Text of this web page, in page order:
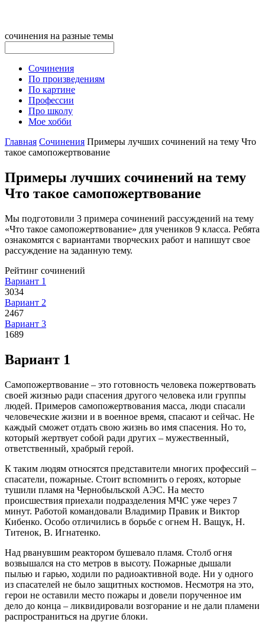
сочинения на разные темы
Сочинения
По произведениям
По картине
Профессии
Про школу
Мое хобби
Главная Сочинения Примеры лучших сочинений на тему Что
такое самопожертвование
Примеры лучших сочинений на тему
Что такое самопожертвование
Мы подготовили 3 примера сочинений рассуждений на тему
«Что такое самопожертвование» для учеников 9 класса. Ребята
ознакомятся с вариантами творческих работ и напишут свое
рассуждение на заданную тему.
Рейтинг сочинений
Вариант 1
3034
Вариант 2
2467
Вариант 3
1689
Вариант 1
Самопожертвование – это готовность человека пожертвовать
своей жизнью ради спасения другого человека или группы
людей. Примеров самопожертвования масса, люди спасали
человеческие жизни и в военное время, спасают и сейчас. Не
каждый сможет отдать свою жизнь во имя спасения. Но то,
который жертвует собой ради других – мужественный,
ответственный, храбрый герой.
К таким людям относятся представители многих профессий –
спасатели, пожарные. Стоит вспомнить о героях, которые
тушили пламя на Чернобыльской АЭС. На место
происшествия приехали подразделения МЧС уже через 7
минут. Работой командовали Владимир Правик и Виктор
Кибенко. Особо отличились в борьбе с огнем Н. Ващук, Н.
Титенок, В. Игнатенко.
Над рванувшим реактором бушевало пламя. Столб огня
возвышался на сто метров в высоту. Пожарные дышали
пылью и гарью, ходили по радиоактивной воде. Ни у одного
из спасателей не было защитных костюмов. Несмотря на это,
герои не оставили место пожары и довели порученное им
дело до конца – ликвидировали возгорание и не дали пламени
распространиться на другие блоки.